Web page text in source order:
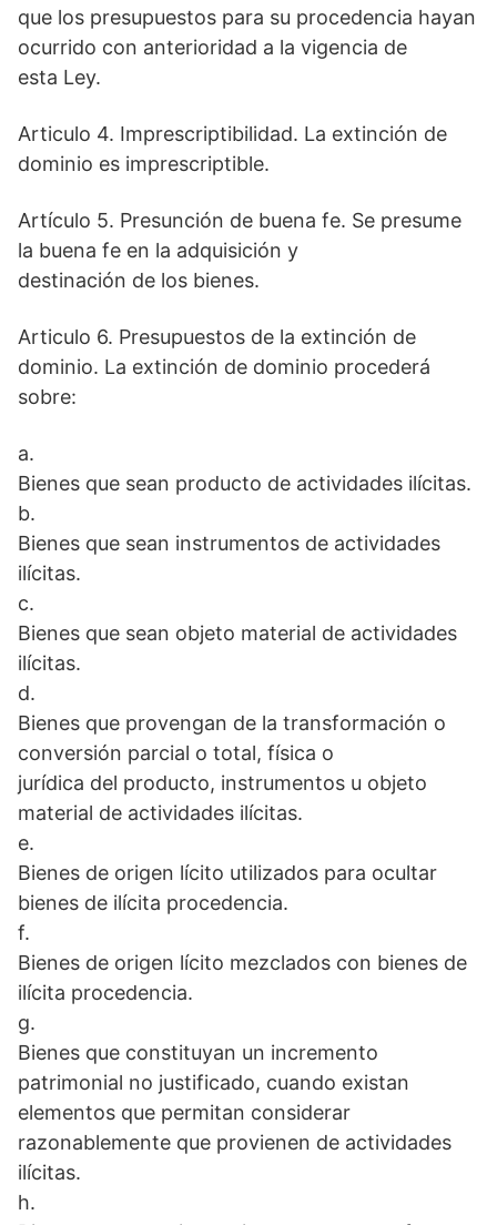
que los presupuestos para su procedencia hayan
ocurrido con anterioridad a la vigencia de
esta Ley.
Articulo 4. Imprescriptibilidad. La extinción de
dominio es imprescriptible.
Artículo 5. Presunción de buena fe. Se presume
la buena fe en la adquisición y
destinación de los bienes.
Articulo 6. Presupuestos de la extinción de
dominio. La extinción de dominio procederá
sobre:
a.
Bienes que sean producto de actividades ilícitas.
b.
Bienes que sean instrumentos de actividades
ilícitas.
c.
Bienes que sean objeto material de actividades
ilícitas.
d.
Bienes que provengan de la transformación o
conversión parcial o total, física o
jurídica del producto, instrumentos u objeto
material de actividades ilícitas.
e.
Bienes de origen lícito utilizados para ocultar
bienes de ilícita procedencia.
f.
Bienes de origen lícito mezclados con bienes de
ilícita procedencia.
g.
Bienes que constituyan un incremento
patrimonial no justificado, cuando existan
elementos que permitan considerar
razonablemente que provienen de actividades
ilícitas.
h.